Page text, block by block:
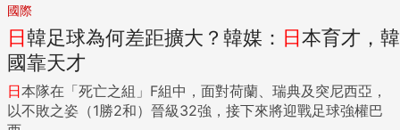
國際
日韓足球為何差距擴大？韓媒： 日本育才，韓
國靠天才
日本隊在「死亡之組」F組中，面對荷蘭、瑞典及突尼西亞，
以不敗之姿（1勝2和）晉級32強，接下來將迎戰足球強權巴